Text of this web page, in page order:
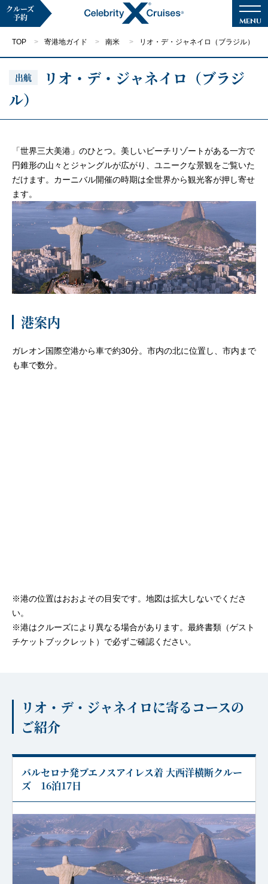
マイページ
クルーズ検索
キャンペーン・特集
クルーズの楽しみ方
船内へようこそ
客船のご案内
寄港地ガイド
トピックス
クルーズ
予約
TOP 寄港地ガイド 南米 リオ・デ・ジャネイロ（ブラジル）
出航
リオ・デ・ジャネイロ（ブラジ
ル）
「世界三大美港」のひとつ。美しいビーチリゾートがある一方で
円錐形の山々とジャングルが広がり、ユニークな景観をご覧いた
だけます。カーニバル開催の時期は全世界から観光客が押し寄せ
ます。
港案内
ガレオン国際空港から車で約30分。市内の北に位置し、市内まで
も車で数分。
※港の位置はおおよその目安です。地図は拡大しないでくださ
い。
※港はクルーズにより異なる場合があります。最終書類（ゲスト
チケットブックレット）で必ずご確認ください。
リオ・デ・ジャネイロに寄るコースの
ご紹介
バルセロナ発ブエノスアイレス着 大西洋横断クルー
ズ 16泊17日